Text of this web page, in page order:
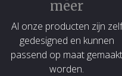
meer
Al onze producten zijn zelf
gedesigned en kunnen
passend op maat gemaakt
worden.